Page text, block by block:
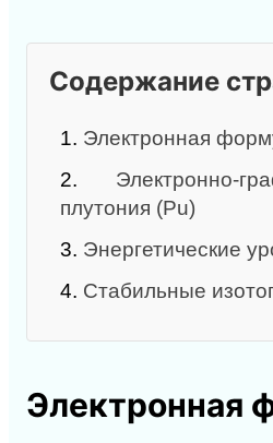
Содержание
1. Электронная
2. Электронно-
плутония (Pu)
3. Энергетические
4. Стабильные
Электронная